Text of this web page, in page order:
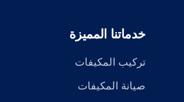
خدماتنا المميزة
تركيب المكيفات
صيانة المكيفات